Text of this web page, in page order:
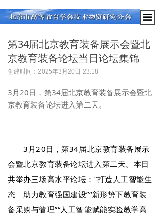
끀
第34届北京教育装备展示会暨北
京教育装备论坛当日论坛集锦
创建时间： 2025年3月20日 23:18
3月20日，第34届北京教育装备展示会暨北
京教育装备论坛进入第二天。
3月20日，第34届北京教育装备展示
会暨北京教育装备论坛进入第二天。本日
共举办三场高水平论坛：“打造人工智能生
态 助力教育强国建设”“新形势下教育装
备采购与管理”“人工智能赋能实验教学高